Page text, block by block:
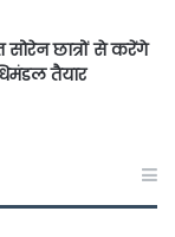
सोरेन छात्रों से करेंगे
तैयार